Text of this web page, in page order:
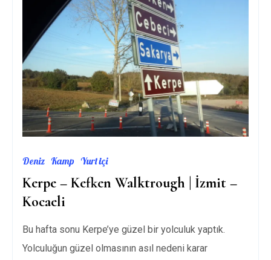
Deniz Kamp Yurt içi
Kerpe – Kefken Walktrough | İzmit –
Kocaeli
Bu hafta sonu Kerpe’ye güzel bir yolculuk yaptık.
Yolculuğun güzel olmasının asıl nedeni karar